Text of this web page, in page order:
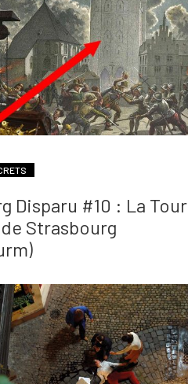
Disparu #10 : La Tour
Strasbourg